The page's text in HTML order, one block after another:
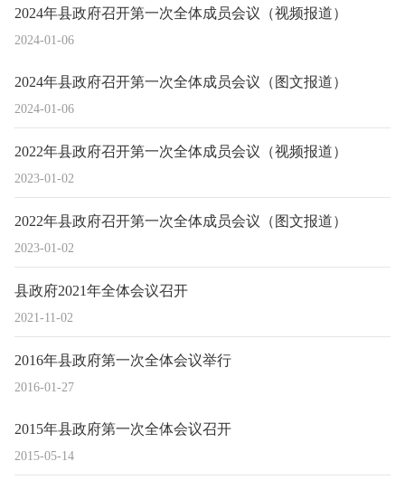
2024-01-06
2024年县政府召开第一次全体成员会议（视频报道）
2024-01-06
2024年县政府召开第一次全体成员会议（图文报道）
2023-01-02
2022年县政府召开第一次全体成员会议（视频报道）
2023-01-02
2022年县政府召开第一次全体成员会议（图文报道）
2021-11-02
县政府2021年全体会议召开
2016-01-27
2016年县政府第一次全体会议举行
2015-05-14
2015年县政府第一次全体会议召开